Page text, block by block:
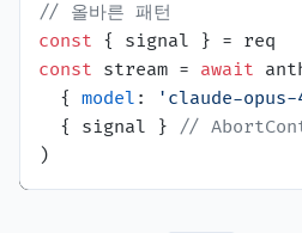
// 올바른 패턴
const
const stream = await
  {
model : 'claude-
  { signal }
//